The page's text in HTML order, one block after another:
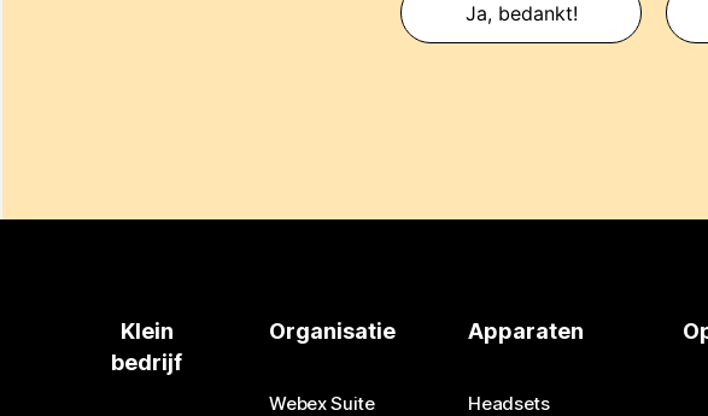
Ja, bedankt!
Klein
bedrijf
Organisatie
Webex Suite
Apparaten
Headsets